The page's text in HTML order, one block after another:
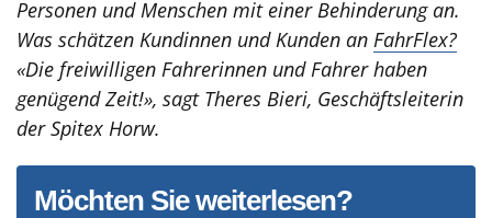
Personen und Menschen mit einer Behinderung an.
Was schätzen Kundinnen und Kunden an FahrFlex?
«Die freiwilligen Fahrerinnen und Fahrer haben
genügend Zeit!», sagt Theres Bieri, Geschäftsleiterin
der Spitex Horw.
Möchten Sie weiterlesen?